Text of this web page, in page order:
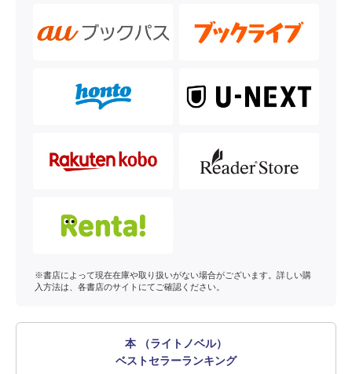
※書店によって現在在庫や取り扱いがない場合がございます。詳しい購
入方法は、各書店のサイトにてご確認ください。
本 （ライトノベル）
ベストセラーランキング